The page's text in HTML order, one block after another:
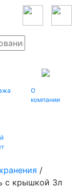
О
компании
/
с крышкой 3л